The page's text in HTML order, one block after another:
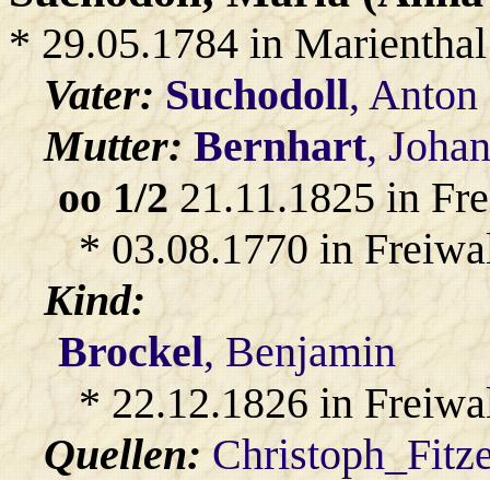
* 29.05.1784 in Marienthal
Vater:Suchodoll, Anton
Mutter:Bernhart,
oo 1/221.11.1825 in
* 03.08.1770 in
Kind:
Brockel, Benjamin
* 22.12.1826 in
Quellen: